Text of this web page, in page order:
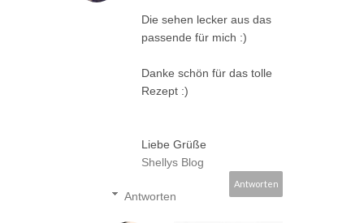
Die sehen lecker aus das
passende für mich :)
Danke schön für das tolle
Rezept :)
Liebe Grüße
Shellys Blog
Antworten
Antworten